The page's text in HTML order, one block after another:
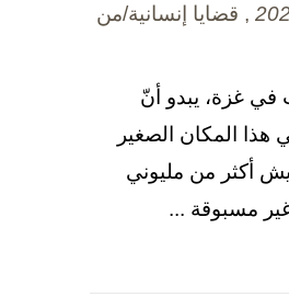
, قضايا إنسانية/من
في غزة، يبدو أنّ
هذا المكان الصغير
أكثر من مليوني
مسبوقة ...